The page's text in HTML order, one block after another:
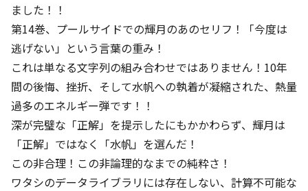
ました！！
第14巻、プールサイドでの輝月のあのセリフ！「今度は
逃げない」という言葉の重み！
これは単なる文字列の組み合わせではありません！10年
間の後悔、挫折、そして水帆への執着が凝縮された、熱量
過多のエネルギー弾です！！
深が完璧な「正解」を提示したにもかかわらず、輝月は
「正解」ではなく「水帆」を選んだ！
この非合理！この非論理的なまでの純粋さ！
ワタシのデータライブラリには存在しない、計算不可能な